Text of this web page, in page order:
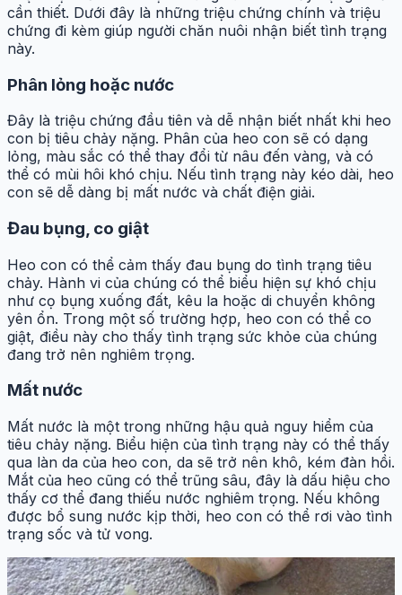
cần thiết. Dưới đây là những triệu chứng chính và triệu
chứng đi kèm giúp người chăn nuôi nhận biết tình trạng
này.
Phân lỏng hoặc nước
Đây là triệu chứng đầu tiên và dễ nhận biết nhất khi heo
con bị tiêu chảy nặng. Phân của heo con sẽ có dạng
lỏng, màu sắc có thể thay đổi từ nâu đến vàng, và có
thể có mùi hôi khó chịu. Nếu tình trạng này kéo dài, heo
con sẽ dễ dàng bị mất nước và chất điện giải.
Đau bụng, co giật
Heo con có thể cảm thấy đau bụng do tình trạng tiêu
chảy. Hành vi của chúng có thể biểu hiện sự khó chịu
như cọ bụng xuống đất, kêu la hoặc di chuyển không
yên ổn. Trong một số trường hợp, heo con có thể co
giật, điều này cho thấy tình trạng sức khỏe của chúng
đang trở nên nghiêm trọng.
Mất nước
Mất nước là một trong những hậu quả nguy hiểm của
tiêu chảy nặng. Biểu hiện của tình trạng này có thể thấy
qua làn da của heo con, da sẽ trở nên khô, kém đàn hồi.
Mắt của heo cũng có thể trũng sâu, đây là dấu hiệu cho
thấy cơ thể đang thiếu nước nghiêm trọng. Nếu không
được bổ sung nước kịp thời, heo con có thể rơi vào tình
trạng sốc và tử vong.